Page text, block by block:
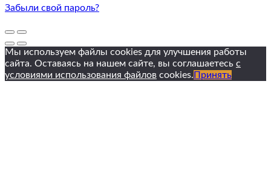
Забыли свой пароль?
Мы используем файлы cookies для улучшения работы
сайта. Оставаясь на нашем сайте, вы соглашаетесь с
условиями использования файлов cookies. Принять